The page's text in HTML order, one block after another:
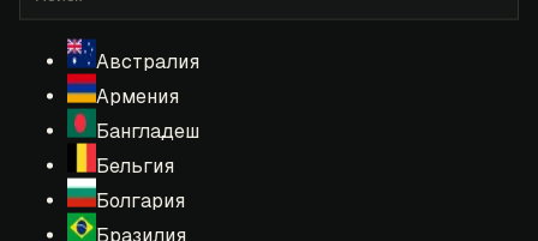
Австралия
Армения
Бангладеш
Бельгия
Болгария
Бразилия